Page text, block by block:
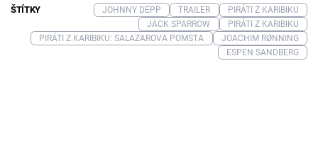
ŠTÍTKY JOHNNY DEPP TRAILER
PIRÁTI Z KARIBIKU
JACK SPARROW
PIRÁTI Z KARIBIKU
PIRÁTI Z KARIBIKU: SALAZAROVA POMSTA
JOACHIM RØNNING
ESPEN SANDBERG